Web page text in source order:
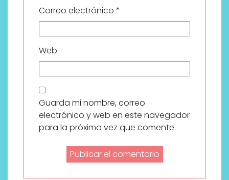
Correo electrónico *
Web
Guarda mi nombre, correo
electrónico y web en este navegador
para la próxima vez que comente.